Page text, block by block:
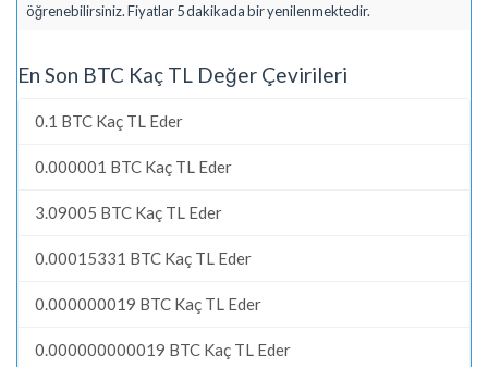
öğrenebilirsiniz. Fiyatlar 5 dakikada bir yenilenmektedir.
En Son BTC Kaç TL Değer Çevirileri
0.1 BTC Kaç TL Eder
0.000001 BTC Kaç TL Eder
3.09005 BTC Kaç TL Eder
0.00015331 BTC Kaç TL Eder
0.000000019 BTC Kaç TL Eder
0.000000000019 BTC Kaç TL Eder